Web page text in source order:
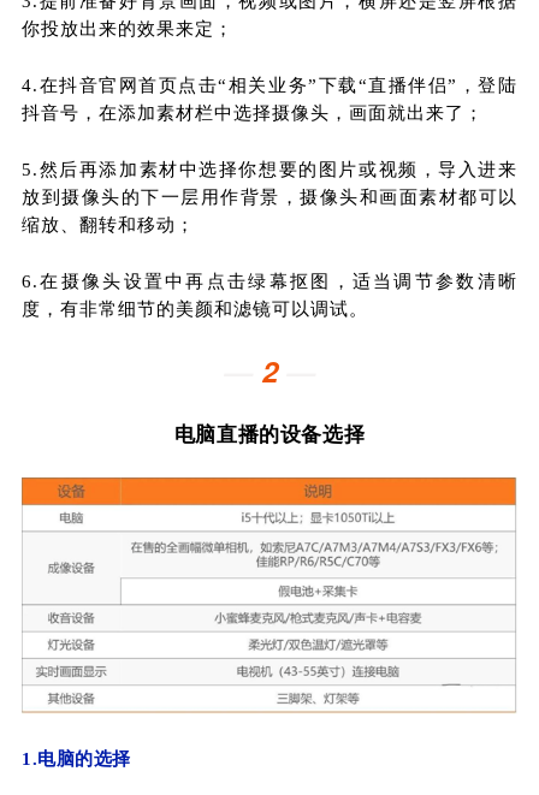
你投放出来的效果来定；
4.在抖音官网首页点击“相关业务”下载“直播伴侣”，登陆
抖音号，在添加素材栏中选择摄像头，画面就出来了；
5.然后再添加素材中选择你想要的图片或视频，导入进来
放到摄像头的下一层用作背景，摄像头和画面素材都可以
缩放、翻转和移动；
6.在摄像头设置中再点击绿幕抠图，适当调节参数清晰
度，有非常细节的美颜和滤镜可以调试。
2
电脑直播的设备选择
1.电脑的选择